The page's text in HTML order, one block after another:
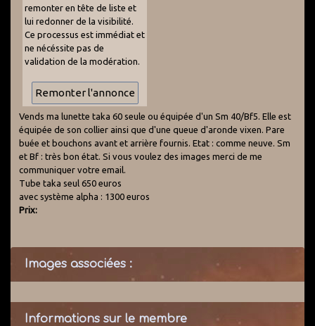
remonter en tête de liste et
lui redonner de la visibilité.
Ce processus est immédiat et
ne nécéssite pas de
validation de la modération.
Vends ma lunette taka 60 seule ou équipée d'un Sm 40/Bf5. Elle est
équipée de son collier ainsi que d'une queue d'aronde vixen. Pare
buée et bouchons avant et arrière fournis. Etat : comme neuve. Sm
et Bf : très bon état. Si vous voulez des images merci de me
communiquer votre email.
Tube taka seul 650 euros
avec système alpha : 1300 euros
Prix:
Images associées :
Informations sur le membre